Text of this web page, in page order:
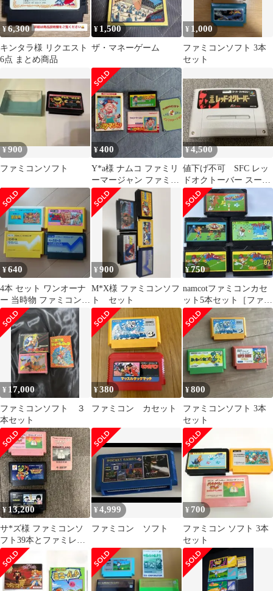
¥6,300
キンタラ様 リクエスト
6点 まとめ商品
¥ 1,500
ザ・マネーゲーム
¥ 1,000
ファミコンソフト 3本
セット
¥900
ファミコンソフト
¥400
Y*a様 ナムコ ファミリ
ーマージャン ファミコ
ンソフト
¥4,500
値下げ不可 SFC レッ
ドオクトーバー スーパ
ーファミコン ソフ
ト カセット
¥640
4本 セット ワンオーナ
ー 当時物 ファミコンソ
フト 箱説無
¥900
M*X様 ファミコンソフ
ト セット
¥750
namcotファミコンカセ
ット5本セット［ファミ
リージョッキー他］
¥ 17,000
ファミコンソフト ３
本セット
¥380
ファミコン カセット
¥800
ファミコンソフト 3本
セット
¥ 13,200
サ*ズ様 ファミコンソ
フト39本とファミレー
タセットバッキーオヘ
ア 他
¥4,999
ファミコン ソフト
¥ 700
ファミコン ソフト 3本
セット